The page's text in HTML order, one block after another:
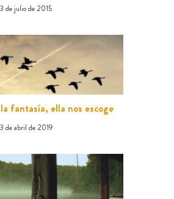
de julio de 2015
fantasía, ella nos escoge
de abril de 2019